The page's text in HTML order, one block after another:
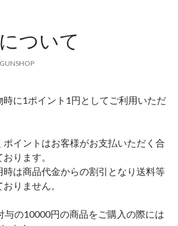
ついて
時に1ポイント1円としてご利用いただ
イントはお客様がお支払いただく合
ります。
時は商品代金からの割引となり送料等
りません。
与の10000円の商品をご購入の際には